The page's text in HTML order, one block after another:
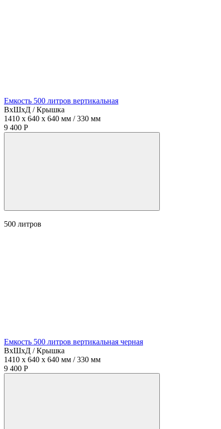
Емкость 500 литров вертикальная
ВхШхД / Крышка
1410 x 640 x 640 мм / 330 мм
9 400 Р
500 литров
Емкость 500 литров вертикальная черная
ВхШхД / Крышка
1410 x 640 x 640 мм / 330 мм
9 400 Р